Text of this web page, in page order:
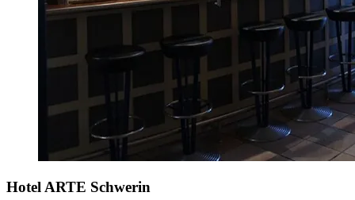
Hotel ARTE Schwerin